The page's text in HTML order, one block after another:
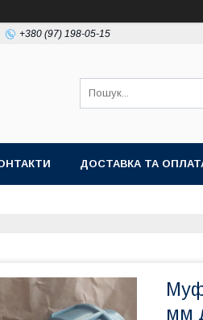
+380 (97) 198-05-15
ДОСТАВКА ТА
мм